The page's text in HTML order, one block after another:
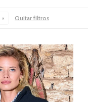
Quitar filtros